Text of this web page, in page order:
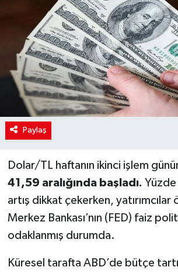
Paylaş
Dolar/TL haftanın ikinci işlem
41,59 aralığında başladı. Yüzde
artış dikkat çekerken, yatırımcılar
Merkez Bankası’nın (FED) faiz
odaklanmış durumda.
Küresel tarafta ABD’de bütçe